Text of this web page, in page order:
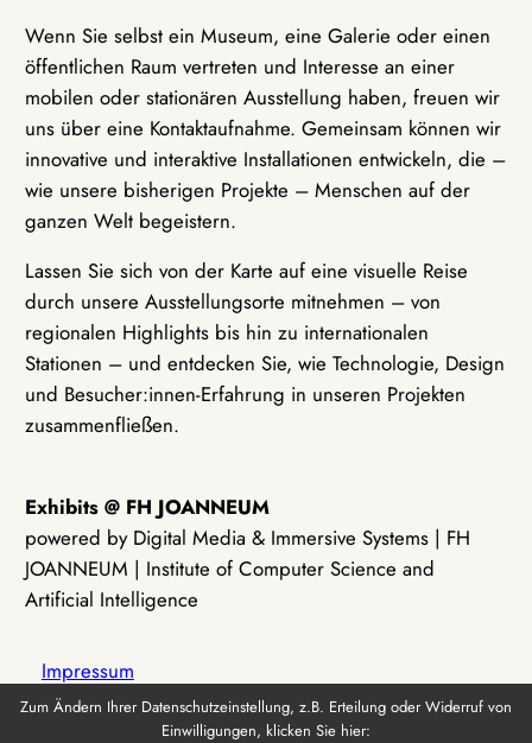
Wenn Sie selbst ein Museum, eine Galerie oder einen
öffentlichen Raum vertreten und Interesse an einer
mobilen oder stationären Ausstellung haben, freuen wir
uns über eine Kontaktaufnahme. Gemeinsam können wir
innovative und interaktive Installationen entwickeln, die –
wie unsere bisherigen Projekte – Menschen auf der
ganzen Welt begeistern.
Lassen Sie sich von der Karte auf eine visuelle Reise
durch unsere Ausstellungsorte mitnehmen – von
regionalen Highlights bis hin zu internationalen
Stationen – und entdecken Sie, wie Technologie, Design
und Besucher:innen-Erfahrung in unseren Projekten
zusammenfließen.
Exhibits @ FH JOANNEUM
powered by Digital Media & Immersive Systems | FH
JOANNEUM | Institute of Computer Science and
Artificial Intelligence
Impressum
Zum Ändern Ihrer Datenschutzeinstellung, z.B. Erteilung oder Widerruf von
Einwilligungen, klicken Sie hier: